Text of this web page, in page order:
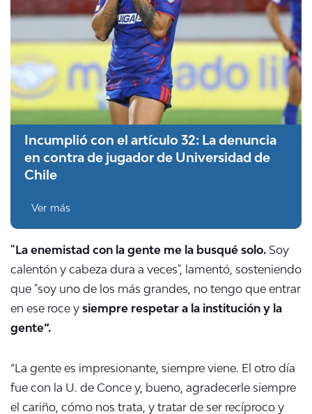
Incumplió con el artículo 32: La denuncia
en contra de jugador de Universidad de
Chile
Ver más
"La enemistad con la gente me la busqué solo. Soy
calentón y cabeza dura a veces", lamentó, sosteniendo
que "soy uno de los más grandes, no tengo que entrar
en ese roce y siempre respetar a la institución y la
gente”.
“La gente es impresionante, siempre viene. El otro día
fue con la U. de Conce y, bueno, agradecerle siempre
el cariño, cómo nos trata, y tratar de ser recíproco y